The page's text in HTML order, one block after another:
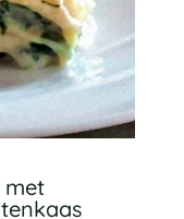
met